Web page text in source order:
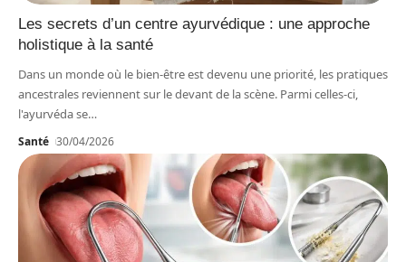
Les secrets d’un centre ayurvédique : une approche
holistique à la santé
Dans un monde où le bien-être est devenu une priorité, les pratiques
ancestrales reviennent sur le devant de la scène. Parmi celles-ci,
l'ayurvéda se…
Santé 30/04/2026